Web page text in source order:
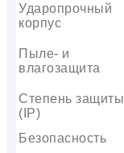
Ударопрочный
корпус
Пыле- и
влагозащита
Степень защиты
(IP)
Безопасность